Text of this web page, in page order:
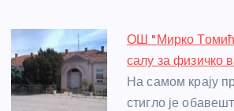
ОШ "Мирко
салу за физичко
На самом крају
стигло је